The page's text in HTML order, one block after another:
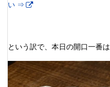
い ⇒
という訳で、本日の開口一番は